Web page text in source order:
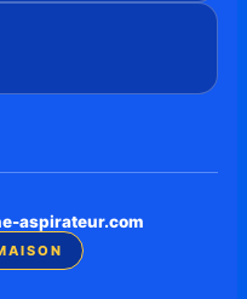
aspirateur.com